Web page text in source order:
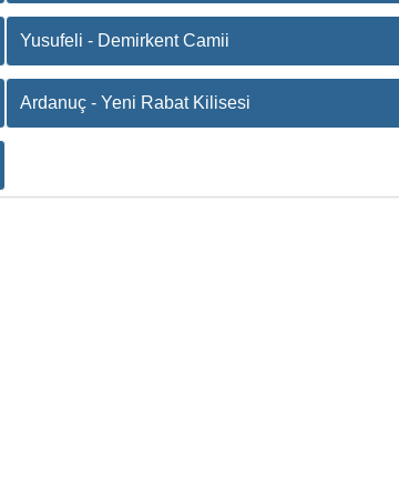
Yusufeli - Demirkent Camii
Ardanuç - Yeni Rabat Kilisesi